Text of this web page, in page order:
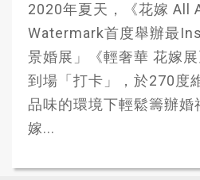
2020年夏天，《花嫁 All
Watermark首度舉辦最
景婚展」《輕奢華 花嫁
到場「打卡」，於270度
品味的環境下輕鬆籌辦婚
嫁...